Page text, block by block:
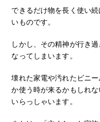
できるだけ物を長く使い
いものです。
しかし、その精神が行き
なってしまいます。
壊れた家電や汚れたビニ
か使う時が来るかもしれ
いらっしゃいます。